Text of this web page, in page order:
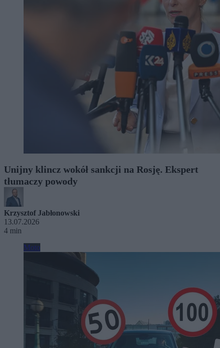
Unijny klincz wokół sankcji na Rosję. Ekspert
tłumaczy powody
Krzysztof Jabłonowski
13.07.2026
4 min
Moto